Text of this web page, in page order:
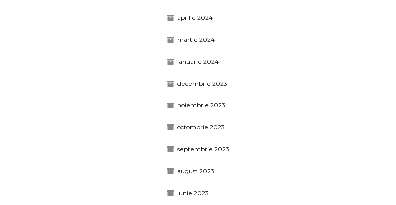
aprilie 2024
martie 2024
ianuarie 2024
decembrie 2023
noiembrie 2023
octombrie 2023
septembrie 2023
august 2023
iunie 2023